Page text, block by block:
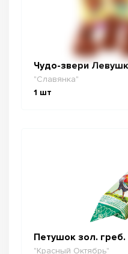
Чудо-звери
"Славянка"
1 шт
Петушок зол. греб.
"Красный Октябрь"